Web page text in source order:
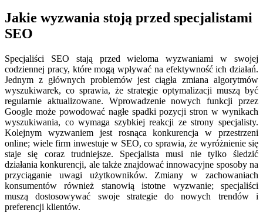
Jakie wyzwania stoją przed specjalistami
SEO
Specjaliści SEO stają przed wieloma wyzwaniami w swojej
codziennej pracy, które mogą wpływać na efektywność ich działań.
Jednym z głównych problemów jest ciągła zmiana algorytmów
wyszukiwarek, co sprawia, że strategie optymalizacji muszą być
regularnie aktualizowane. Wprowadzenie nowych funkcji przez
Google może powodować nagłe spadki pozycji stron w wynikach
wyszukiwania, co wymaga szybkiej reakcji ze strony specjalisty.
Kolejnym wyzwaniem jest rosnąca konkurencja w przestrzeni
online; wiele firm inwestuje w SEO, co sprawia, że wyróżnienie się
staje się coraz trudniejsze. Specjalista musi nie tylko śledzić
działania konkurencji, ale także znajdować innowacyjne sposoby na
przyciąganie uwagi użytkowników. Zmiany w zachowaniach
konsumentów również stanowią istotne wyzwanie; specjaliści
muszą dostosowywać swoje strategie do nowych trendów i
preferencji klientów.